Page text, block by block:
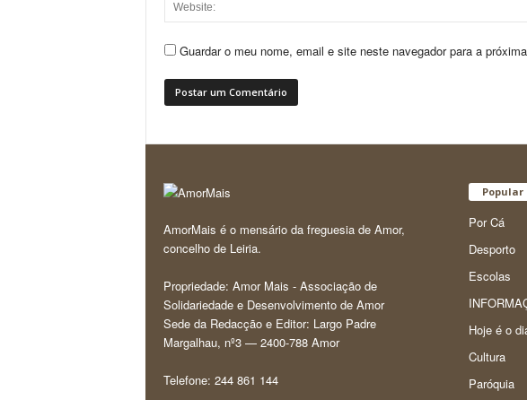
Guardar o meu nome, email e site neste navegador para a
AmorMais é o mensário da freguesia de Amor,
concelho de Leiria.
Propriedade: Amor Mais - Associação de
Solidariedade e Desenvolvimento de Amor
Sede da Redacção e Editor: Largo Padre
Margalhau, nº3 — 2400-788 Amor
Telefone: 244 861 144
Popular
Por Cá
Desporto
Escolas
Hoje é o
Cultura
Paróquia